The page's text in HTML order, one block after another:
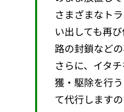
さまざまなト
い出しても再
路の封鎖など
さらに、イタ
獲・駆除を行
て代行します